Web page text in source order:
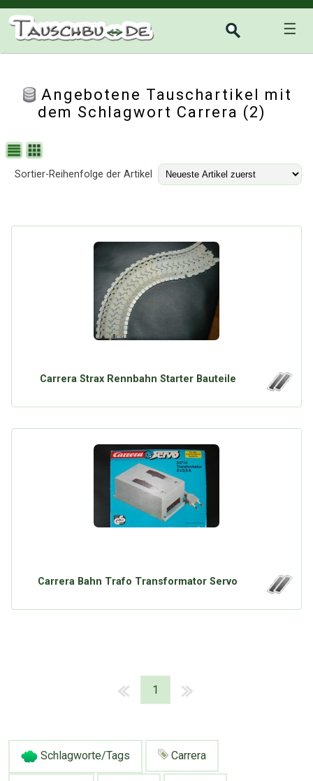
☰
Angebotene Tauschartikel mit
dem Schlagwort Carrera (2)
Sortier-Reihenfolge der Artikel
Carrera Strax Rennbahn Starter Bauteile
Carrera Bahn Trafo Transformator Servo
1
Schlagworte/Tags Carrera